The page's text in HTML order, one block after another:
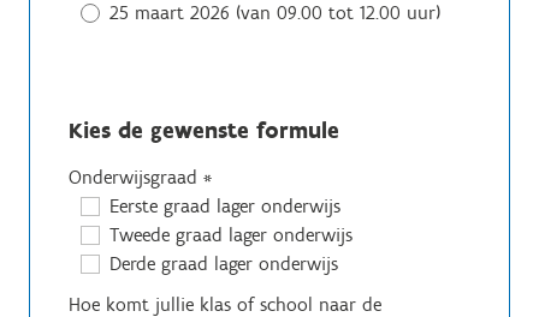
25 maart 2026 (van 09.00 tot 12.00 uur)
Kies de gewenste formule
Onderwijsgraad *
Eerste graad lager onderwijs
Tweede graad lager onderwijs
Derde graad lager onderwijs
Hoe komt jullie klas of school naar de